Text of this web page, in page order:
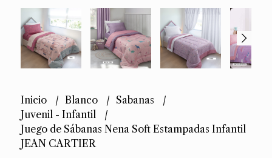
Inicio Blanco
Sabanas
Juvenil - Infantil
Juego de Sábanas Nena Soft Estampadas Infantil
JEAN CARTIER